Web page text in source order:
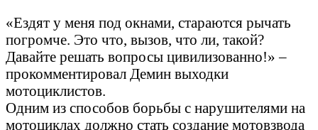
«Ездят у меня под окнами, стараются рычать
погромче. Это что, вызов, что ли, такой?
Давайте решать вопросы цивилизованно!» –
прокомментировал Демин выходки
мотоциклистов.
Одним из способов борьбы с нарушителями на
мотоциклах должно стать создание мотовзвода